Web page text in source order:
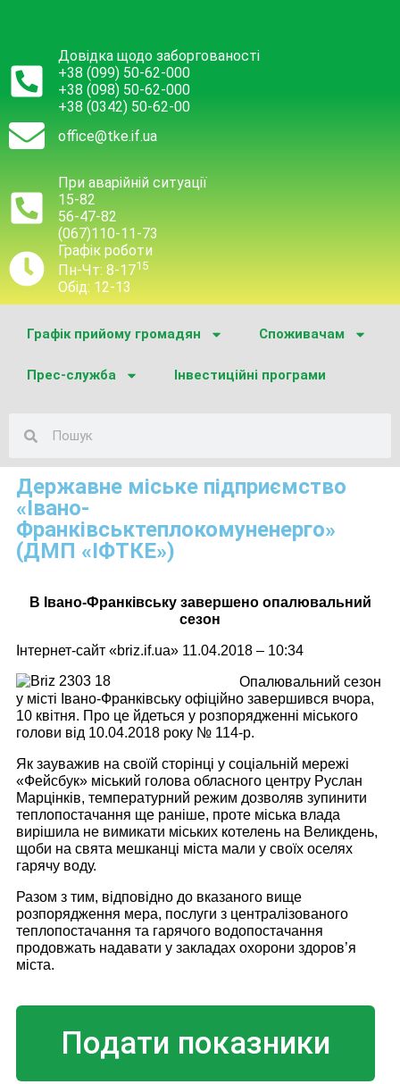
Довідка щодо заборгованості
+38 (099) 50-62-000
+38 (098) 50-62-000
+38 (0342) 50-62-00
office@tke.if.ua
При аварійній ситуації
15-82
56-47-82
(067)110-11-73
Графік роботи
Пн-Чт: 8-1715
Обід: 12-13
Графік прийому громадян Споживачам
Прес-служба Інвестиційні програми
Державне міське підприємство
«Івано-
Франківськтеплокомуненерго»
(ДМП «ІФТКЕ»)
В Івано-Франківську завершено опалювальний
сезон
Інтернет-сайт «briz.if.ua» 11.04.2018 – 10:34
Опалювальний сезон
у місті Івано-Франківську офіційно завершився вчора,
10 квітня. Про це йдеться у розпорядженні міського
голови від 10.04.2018 року № 114-р.
Як зауважив на своїй сторінці у соціальній мережі
«Фейсбук» міський голова обласного центру Руслан
Марцінків, температурний режим дозволяв зупинити
теплопостачання ще раніше, проте міська влада
вирішила не вимикати міських котелень на Великдень,
щоби на свята мешканці міста мали у своїх оселях
гарячу воду.
Разом з тим, відповідно до вказаного вище
розпорядження мера, послуги з централізованого
теплопостачання та гарячого водопостачання
продовжать надавати у закладах охорони здоров’я
міста.
Подати показники